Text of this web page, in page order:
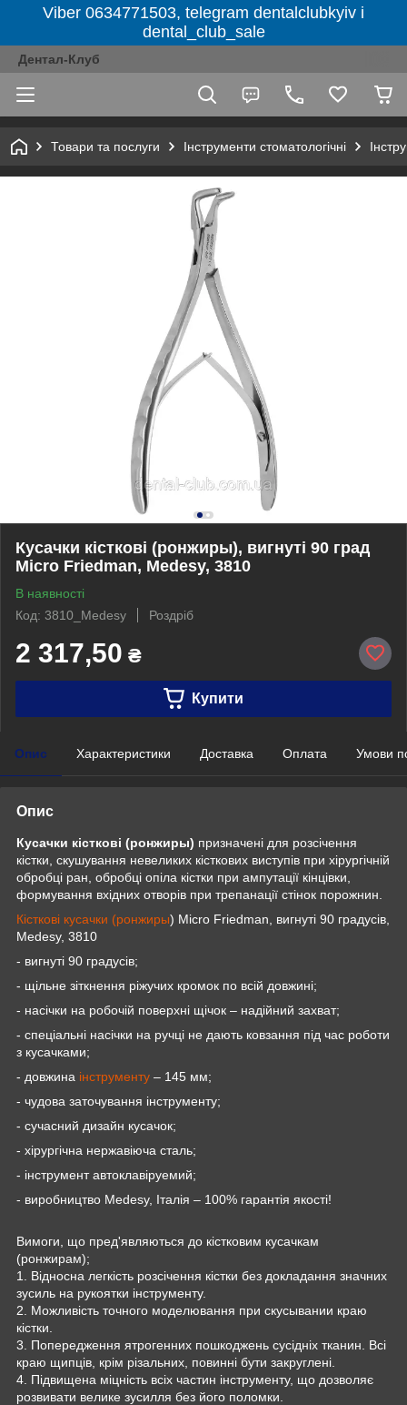
Viber 0634771503, telegram dentalclubkyiv і
dental_club_sale
Дентал-Клуб
Товари та послуги Інструменти стоматологічні
Кусачки кісткові (ронжиры), вигнуті 90 град
Micro Friedman, Medesy, 3810
В наявності
Код: 3810_Medesy
Роздріб
2 317,50 ₴
Купити
Опис Характеристики Доставка Оплата Умови
Опис
Кусачки кісткові (ронжиры) призначені для розсічення
кістки, скушування невеликих кісткових виступів при хірургічній
обробці ран, обробці опіла кістки при ампутації кінцівки,
формування вхідних отворів при трепанації стінок порожнин.
Кісткові кусачки (ронжиры) Micro Friedman , вигнуті 90 градусів,
Medesy, 3810
- вигнуті 90 градусів;
- щільне зіткнення ріжучих кромок по всій довжині;
- насічки на робочій поверхні щічок – надійний захват;
- спеціальні насічки на ручці не дають ковзання під час роботи
з кусачками;
- довжина інструменту – 145 мм;
- чудова заточування інструменту;
- сучасний дизайн кусачок;
- хірургічна нержавіюча сталь;
- інструмент автоклавіруемий;
- виробництво Medesy, Італія – 100% гарантія якості!
Вимоги, що пред'являються до кістковим кусачкам
(ронжирам);
1. Відносна легкість розсічення кістки без докладання значних
зусиль на рукоятки інструменту.
2. Можливість точного моделювання при скусывании краю
кістки.
3. Попередження ятрогенних пошкоджень сусідніх тканин. Всі
краю щипців, крім різальних, повинні бути закруглені.
4. Підвищена міцність всіх частин інструменту, що дозволяє
розвивати велике зусилля без його поломки.